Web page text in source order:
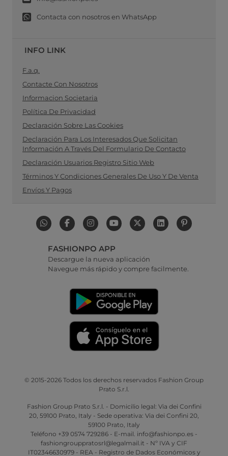
Contacta con nosotros en WhatsApp
INFO LINK
F.a.q.
Contacte Con Nosotros
Informacion Societaria
Política De Privacidad
Declaración Sobre Las Cookies
Declaración Para Los Interesados Que Solicitan
Información A Través Del Formulario De Contacto
Declaración Usuarios Registro Sitio Web
Términos Y Condiciones Generales De Uso Y De Venta
Envíos Y Pagos
FASHIONPO APP
Descargue la nueva aplicación
Navegue más rápido y compre facilmente.
© 2015-2026 Todos los derechos reservados Fashion Group
Prato S.r.l.
Fashion Group Prato S.r.l. - Domicilio legal: Via dei Confini
20, 59100 Prato, Italy - Sede operativa: Via dei Confini 20,
59100 Prato, Italy
Teléfono +39 0574 729286 - E-mail. info@fashionpo.es -
fashiongrouppratosrl@legalmail.it - Nº IVA y CIF
IT02346630979 - REA - Registro de Dados Económicos y